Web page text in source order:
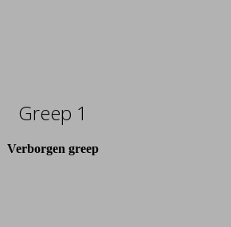
Greep 1
Verborgen greep